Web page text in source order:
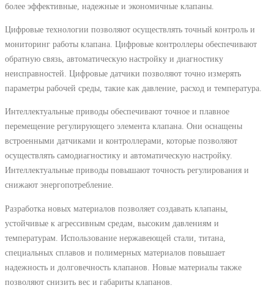
более эффективные, надежные и экономичные клапаны.
Цифровые технологии позволяют осуществлять точный контроль и
мониторинг работы клапана. Цифровые контроллеры обеспечивают
обратную связь, автоматическую настройку и диагностику
неисправностей. Цифровые датчики позволяют точно измерять
параметры рабочей среды, такие как давление, расход и температура.
Интеллектуальные приводы обеспечивают точное и плавное
перемещение регулирующего элемента клапана. Они оснащены
встроенными датчиками и контроллерами, которые позволяют
осуществлять самодиагностику и автоматическую настройку.
Интеллектуальные приводы повышают точность регулирования и
снижают энергопотребление.
Разработка новых материалов позволяет создавать клапаны,
устойчивые к агрессивным средам, высоким давлениям и
температурам. Использование нержавеющей стали, титана,
специальных сплавов и полимерных материалов повышает
надежность и долговечность клапанов. Новые материалы также
позволяют снизить вес и габариты клапанов.